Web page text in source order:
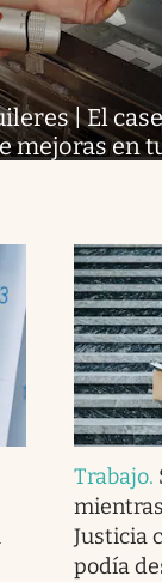
| El
mejoras en
Trabajo.
Justicia
podía